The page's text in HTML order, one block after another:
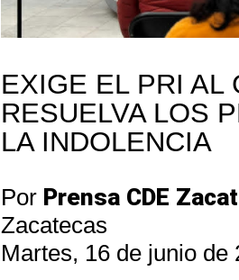
EXIGE EL PRI AL
RESUELVA LOS
LA INDOLENCIA
Por Prensa CDE
Zacatecas
Martes, 16 de junio de